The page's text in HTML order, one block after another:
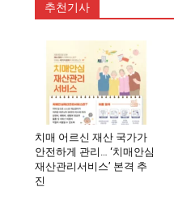
추천기사
치매 어르신 재산 국가가
안전하게 관리… ‘치매안심
재산관리서비스’ 본격 추
진